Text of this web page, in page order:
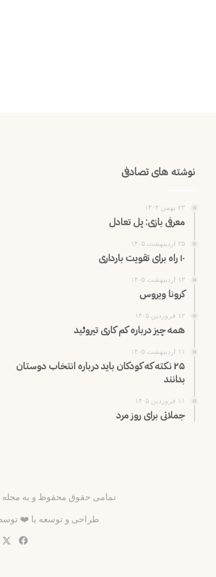
نوشته های تصادفی
۲۳ بهمن ۱۴۰۴
معرفی بازی: پل تعادل
۲۵ اردیبهشت ۱۴۰۵
۱۰ راه برای تقویت بارداری
۱۳ اردیبهشت ۱۴۰۵
کرونا ویروس
۱۲ فروردین ۱۴۰۵
همه چیز درباره کم کاری تیروئید
۱۱ اردیبهشت ۱۴۰۵
۲۵ نکته که کودکان باید درباره انتخاب دوستان
بدانند
۱۱ فروردین ۱۴۰۵
جملاتی برای روز مرد
تمامی حقوق محفوظ و به مجله
طراحی و توسعه با ❤️
فیس